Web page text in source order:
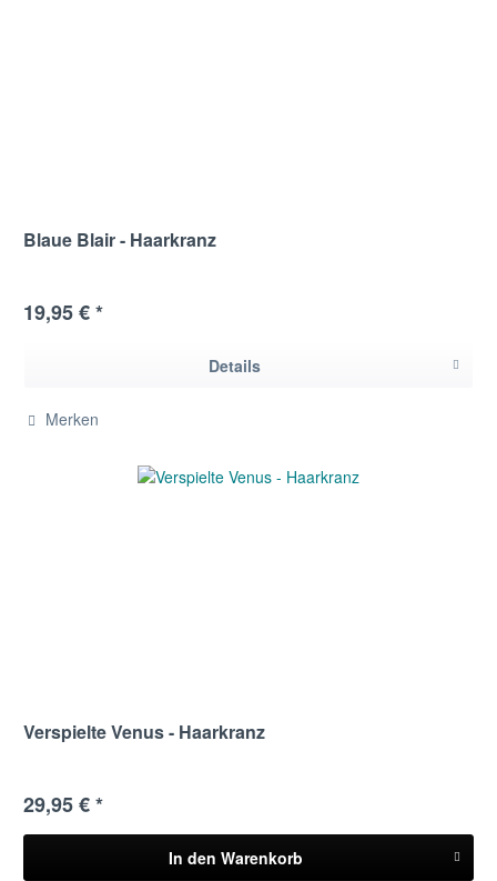
Blaue Blair - Haarkranz
19,95 € *
Details
Merken
Verspielte Venus - Haarkranz
29,95 € *
In den Warenkorb